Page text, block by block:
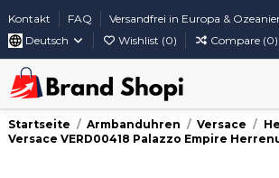
Kontakt FAQ
Versandfrei in Europa &
Deutsch
Wishlist (0) Compare (0)
Startseite Armbanduhren Versace
Versace VERD00418 Palazzo Empire